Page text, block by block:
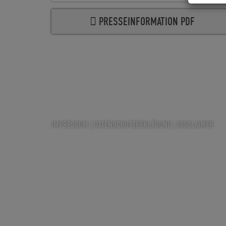
PRESSEINFORMATION PDF
IMPRESSUM DATENSCHUTZERKLÄRUNG DISCLAIMER